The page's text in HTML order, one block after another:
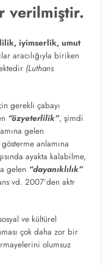
verilmiştir.
iyimserlik, umut
aracılığıyla biriken
(Luthans
gerekli çabayı
“özyeterlilik”, şimdi
gelen
anlamına
ayakta kalabilme,
gelen “dayanıklılık”
vd. 2007’den aktr
ve kültürel
çok daha zor bir
olumsuz